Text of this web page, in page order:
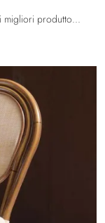
divani da giardino e set di Arredo Giardino dei migliori produttori: ottieni informazioni sul modello Set Arredo per esterno Lubecca di La Seggiola, ...